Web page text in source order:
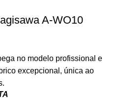
A-WO10
no modelo profissional e
excepcional, única ao